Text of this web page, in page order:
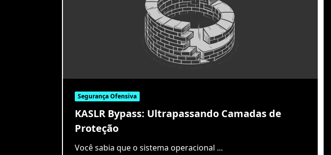
Segurança Ofensiva
KASLR Bypass: Ultrapassando Camadas de
Proteção
Você sabia que o sistema operacional ...